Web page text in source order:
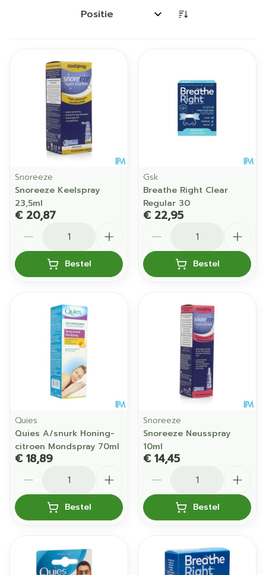
Sorteer op:
Snoreeze
Snoreeze Keelspray
23,5ml
€ 20,87
Bestel
Gsk
Breathe Right Clear
Regular 30
€ 22,95
Bestel
Quies
Quies A/snurk Honing-
citroen Mondspray 70ml
€ 18,89
Bestel
Snoreeze
Snoreeze Neusspray
10ml
€ 14,45
Bestel